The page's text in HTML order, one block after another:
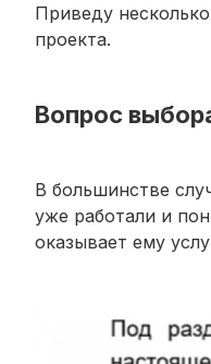
Приведу
проекта.
Вопрос
В большинстве
уже работали и
оказывает ему